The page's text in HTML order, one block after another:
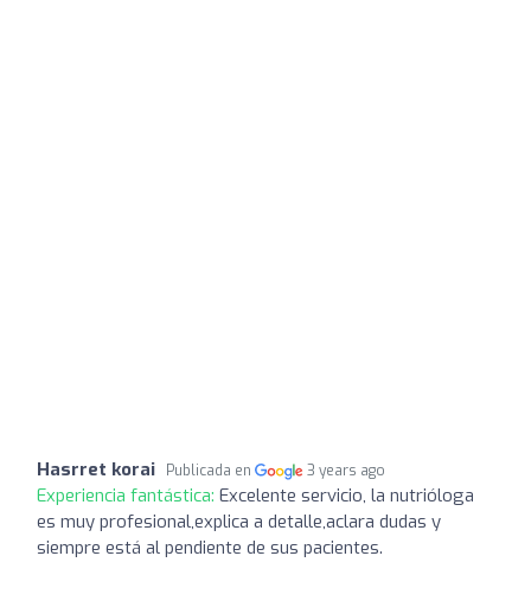
Hasrret korai Publicada en 3 years ago
Experiencia fantástica: Excelente servicio, la nutrióloga
es muy profesional,explica a detalle,aclara dudas y
siempre está al pendiente de sus pacientes.